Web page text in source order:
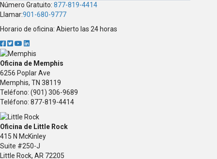
Número Gratuito: 877-819-4414
Llamar:901-680-9777
Horario de oficina: Abierto las 24 horas
Oficina de Memphis
6256 Poplar Ave
Memphis, TN 38119
Teléfono: (901) 306-9689
Teléfono: 877-819-4414
Oficina de Little Rock
415 N McKinley
Suite #250-J
Little Rock, AR 72205